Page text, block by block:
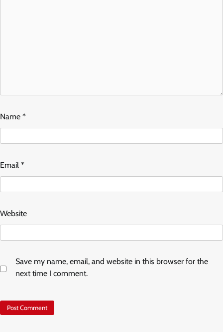
Name *
Email *
Website
Save my name, email, and website in this browser for the
next time I comment.